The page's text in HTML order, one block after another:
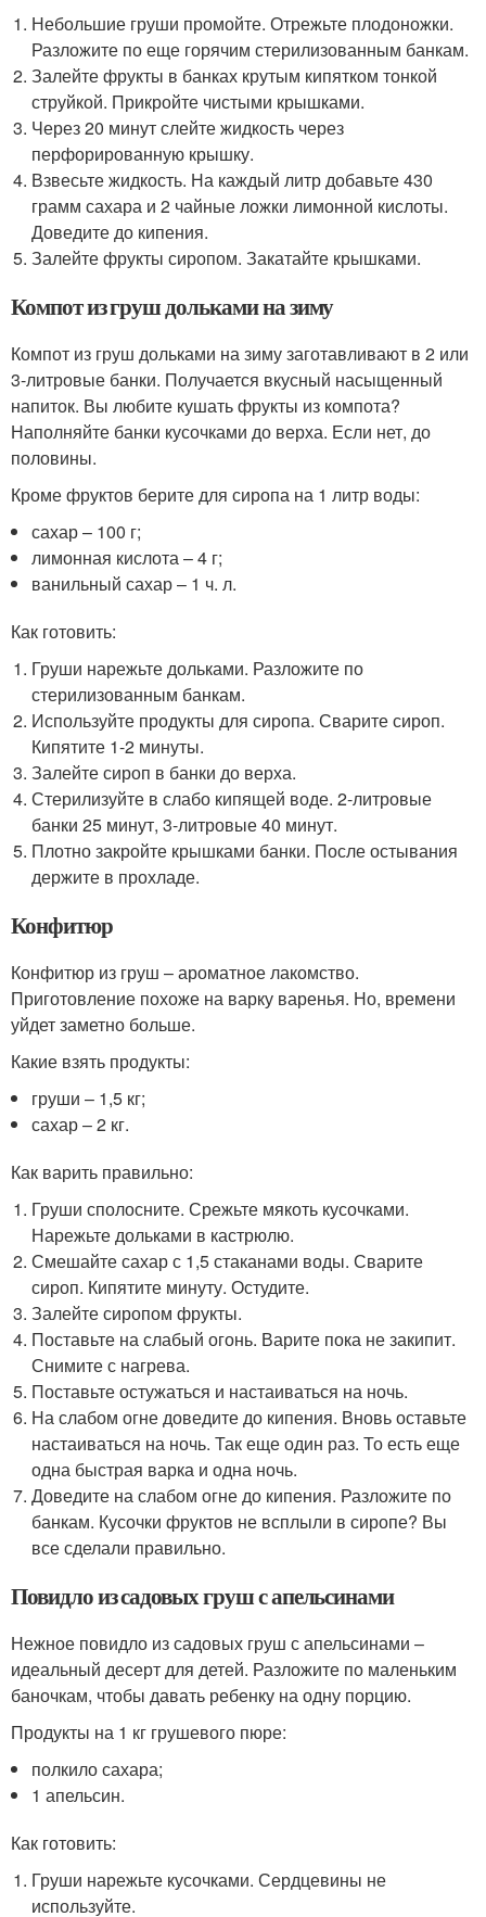
Небольшие груши промойте. Отрежьте плодоножки.
Разложите по еще горячим стерилизованным банкам.
Залейте фрукты в банках крутым кипятком тонкой
струйкой. Прикройте чистыми крышками.
Через 20 минут слейте жидкость через
перфорированную крышку.
Взвесьте жидкость. На каждый литр добавьте 430
грамм сахара и 2 чайные ложки лимонной кислоты.
Доведите до кипения.
Залейте фрукты сиропом. Закатайте крышками.
Компот из груш дольками на зиму
Компот из груш дольками на зиму заготавливают в 2 или
3-литровые банки. Получается вкусный насыщенный
напиток. Вы любите кушать фрукты из компота?
Наполняйте банки кусочками до верха. Если нет, до
половины.
Кроме фруктов берите для сиропа на 1 литр воды:
сахар – 100 г;
лимонная кислота – 4 г;
ванильный сахар – 1 ч. л.
Как готовить:
Груши нарежьте дольками. Разложите по
стерилизованным банкам.
Используйте продукты для сиропа. Сварите сироп.
Кипятите 1-2 минуты.
Залейте сироп в банки до верха.
Стерилизуйте в слабо кипящей воде. 2-литровые
банки 25 минут, 3-литровые 40 минут.
Плотно закройте крышками банки. После остывания
держите в прохладе.
Конфитюр
Конфитюр из груш – ароматное лакомство.
Приготовление похоже на варку варенья. Но, времени
уйдет заметно больше.
Какие взять продукты:
груши – 1,5 кг;
сахар – 2 кг.
Как варить правильно:
Груши сполосните. Срежьте мякоть кусочками.
Нарежьте дольками в кастрюлю.
Смешайте сахар с 1,5 стаканами воды. Сварите
сироп. Кипятите минуту. Остудите.
Залейте сиропом фрукты.
Поставьте на слабый огонь. Варите пока не закипит.
Снимите с нагрева.
Поставьте остужаться и настаиваться на ночь.
На слабом огне доведите до кипения. Вновь оставьте
настаиваться на ночь. Так еще один раз. То есть еще
одна быстрая варка и одна ночь.
Доведите на слабом огне до кипения. Разложите по
банкам. Кусочки фруктов не всплыли в сиропе? Вы
все сделали правильно.
Повидло из садовых груш с апельсинами
Нежное повидло из садовых груш с апельсинами –
идеальный десерт для детей. Разложите по маленьким
баночкам, чтобы давать ребенку на одну порцию.
Продукты на 1 кг грушевого пюре:
полкило сахара;
1 апельсин.
Как готовить:
Груши нарежьте кусочками. Сердцевины не
используйте.